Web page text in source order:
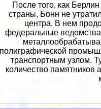
После того, как
страны, Бонн не
центра. В нем
федеральные
полиграфической
транспортным узлом.
количество памятников